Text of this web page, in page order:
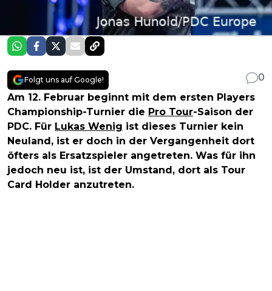
Folgt uns auf Google!
0
Am 12. Februar beginnt mit dem ersten Players
Championship-Turnier die Pro Tour-Saison der
PDC. Für Lukas Wenig ist dieses Turnier kein
Neuland, ist er doch in der Vergangenheit dort
öfters als Ersatzspieler angetreten. Was für ihn
jedoch neu ist, ist der Umstand, dort als Tour
Card Holder anzutreten.